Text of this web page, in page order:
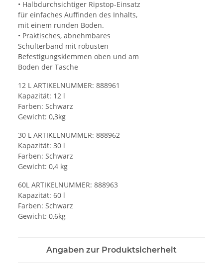
• Halbdurchsichtiger Ripstop-Einsatz
für einfaches Auffinden des Inhalts,
mit einem runden Boden.
• Praktisches, abnehmbares
Schulterband mit robusten
Befestigungsklemmen oben und am
Boden der Tasche
12 L ARTIKELNUMMER: 888961
Kapazität: 12 l
Farben: Schwarz
Gewicht: 0,3kg
30 L ARTIKELNUMMER: 888962
Kapazität: 30 l
Farben: Schwarz
Gewicht: 0,4 kg
60L ARTIKELNUMMER: 888963
Kapazität: 60 l
Farben: Schwarz
Gewicht: 0,6kg
Angaben zur Produktsicherheit